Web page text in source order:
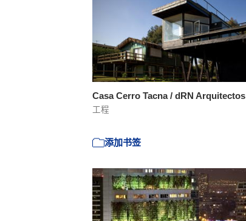
Casa Cerro Tacna / dRN Arquitectos
工程
添加书签